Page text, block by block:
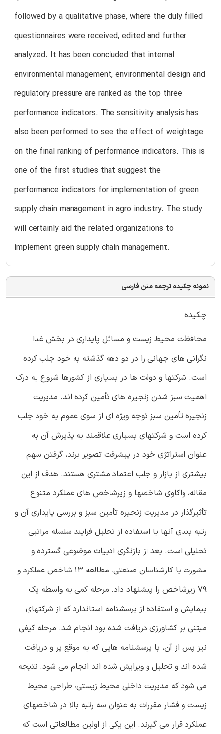
followed by a qualitative phase, where the duly filled
questionnaires were received, edited and further
analyzed. It has been concluded that internal
environmental management, environmental design and
regulatory pressure are ranked as the top three
performance indicators. The sensitivity analysis has
also been performed to see the effect of weightage
on the final ranking of performance indicators. This is
one of the first studies that suggest the
performance indicators for implementation of green
supply chain management in agro industry. The study
will certainly aid the related organizations to
implement green supply chain management.
نمونه چکیده ترجمه متن فارسی
چکیده
محافظت محیط زیست و مسائل پایداری در بخش غذا
نگرانی های جهانی را در دو دهه گذشته به خود جلب کرده
است. شرکتها و دولت ها در بسیاری از کشورها شروع به درک
اهمیت سبز شدن زنجیره های تأمین کرده اند. مدیریت
زنجیره تأمین سبز توجه ویژه ای از سوی عموم به خود جلب
کرده است و شرکتهای بسیاری علاقمند به پذیرش آن به
عنوان استراتژی خود در پیشرفت تصویر برند، گرفتن سهم
بیشتری از بازار و جلب اعتماد مشتری هستند. هدف از این
مقاله، واکاوی شاخصها و زیرشاخص های عملکرد متنوع
تأثیرگذار در مدیریت زنجیره تأمین سبز و بررسی پایداری آن و
رتبه بندی آنها با استفاده از تحلیل فرایند سلسله مراتبی
تحلیلی است. بعد از بازنگری ادبیات موضوعی گسترده و
مشورت با کارشناسان صنعتی، مطالعه 13 شاخص عملکرد و
79 زیرشاخص را پیشنهاد داد. مرحله کمی به واسطه یک
پیمایش و استفاده از پرسشنامه استاندارد که از شرکتهای
مبتنی بر کشاورزی دریافت شده بود انجام شد. مرحله کیفی
نیز پس از آن، با پرسشنامه هایی که به موقع پر و دریافت
شده اند و تحلیل و ویرایش شده اند انجام می شود. نتیجه
می شود که مدیریت داخلی محیط زیستی، طراحی محیط
زیست و فشار مقررات به عنوان سه رتبه بالا در شاخصهای
عملکرد قرار می گیرند. این یکی از اولین مطالعاتی است که